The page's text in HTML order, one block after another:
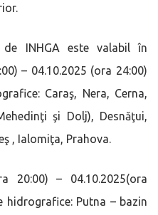
de INHGA este valabil în
– 04.10.2025 (ora 24:00)
Caraş, Nera, Cerna,
şi Dolj), Desnăţui,
, Ialomiţa, Prahova.
20:00) – 04.10.2025(ora
hidrografice: Putna – bazin